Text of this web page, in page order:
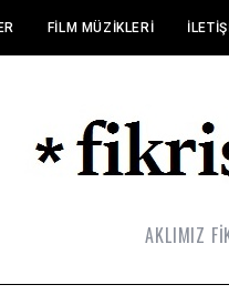
FILM MÜZIKLERI
AKLIMIZ